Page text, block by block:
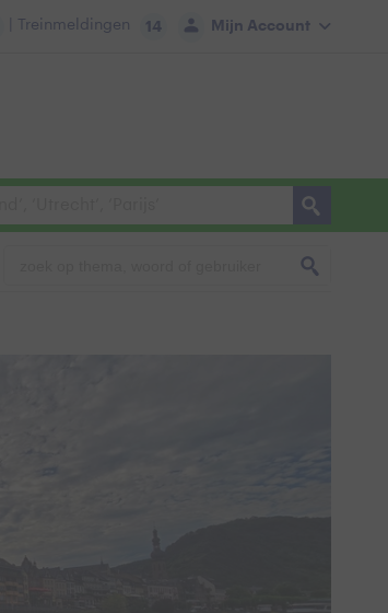
Mijn Account
| Treinmeldingen 14